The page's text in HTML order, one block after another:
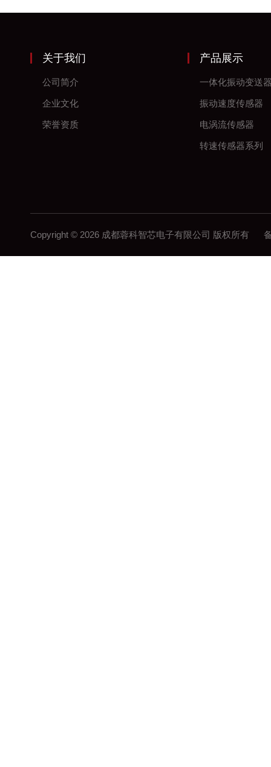
关于我们
公司简介
企业文化
荣誉资质
产品展示
一体化振动变送
振动速度传感器
电涡流传感器
转速传感器系列
Copyright © 2026 成都蓉科智芯电子有限公司 版权所有